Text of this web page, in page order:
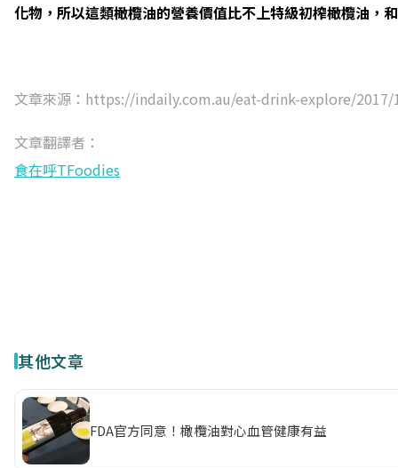
化物，所以這類橄欖油的營養價值比不上特級初榨橄欖油，
文章來源：https://indaily.com.au/eat-drink-explore/
文章翻譯者：
食在呼TFoodies
其他文章
FDA官方同意！橄欖油對心血管健康有益